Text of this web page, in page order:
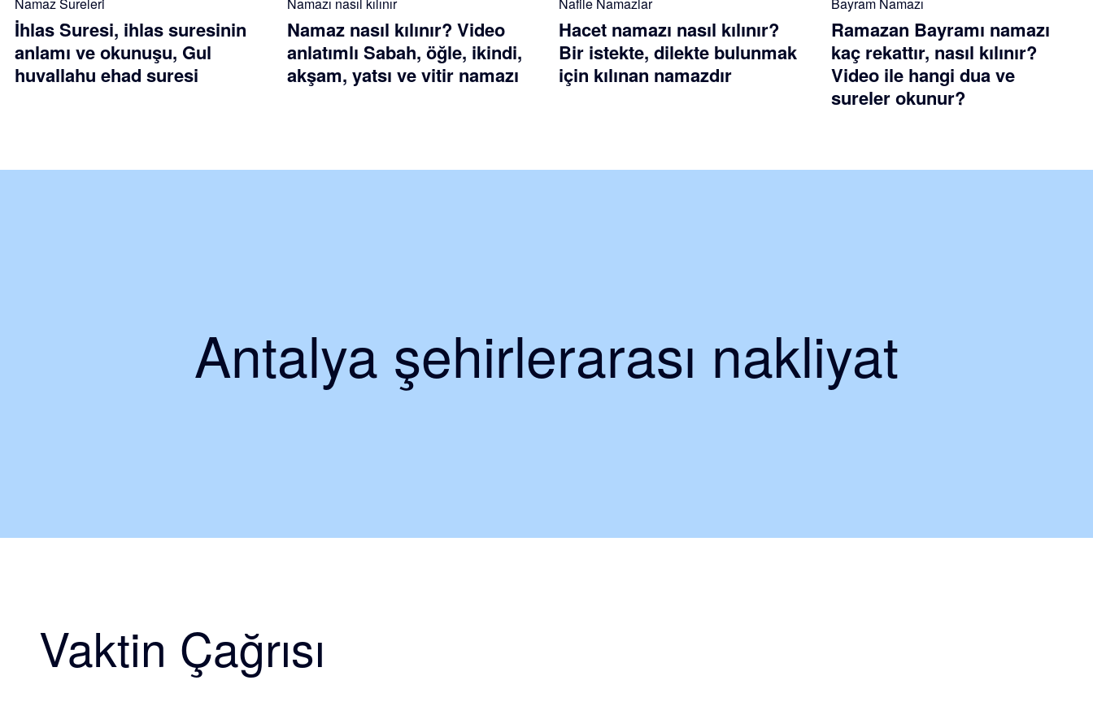
Namaz Sureleri
İhlas Suresi, ihlas suresinin
anlamı ve okunuşu, Gul
huvallahu ehad suresi
Namazı nasıl kılınır
Namaz nasıl kılınır? Video
anlatımlı Sabah, öğle, ikindi,
akşam, yatsı ve vitir namazı
Nafile Namazlar
Hacet namazı nasıl kılınır?
Bir istekte, dilekte bulunmak
için kılınan namazdır
Bayram Namazı
Ramazan Bayramı namazı
kaç rekattır, nasıl kılınır?
Video ile hangi dua ve
sureler okunur?
Antalya şehirlerarası nakliyat
Vaktin Çağrısı